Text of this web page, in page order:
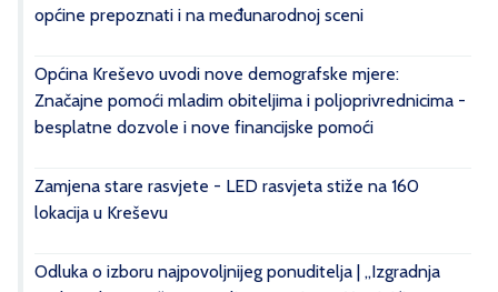
općine prepoznati i na međunarodnoj sceni
Općina Kreševo uvodi nove demografske mjere:
Značajne pomoći mladim obiteljima i poljoprivrednicima -
besplatne dozvole i nove financijske pomoći
Zamjena stare rasvjete - LED rasvjeta stiže na 160
lokacija u Kreševu
Odluka o izboru najpovoljnijeg ponuditelja | „Izgradnja